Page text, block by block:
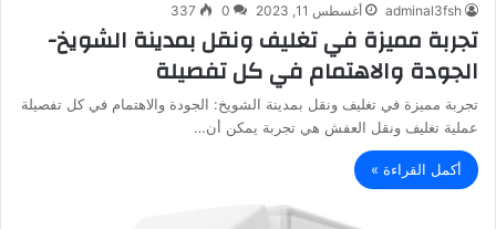
adminal3fsh أغسطس 11, 2023 0
337
تجربة مميزة في تغليف ونقل بمدينة الشويخ-
الجودة والاهتمام في كل تفصيلة
تجربة مميزة في تغليف ونقل بمدينة الشويخ: الجودة والاهتمام في كل تفصيلة
عملية تغليف ونقل العفش هي تجربة يمكن أن…
أكمل القراءة »